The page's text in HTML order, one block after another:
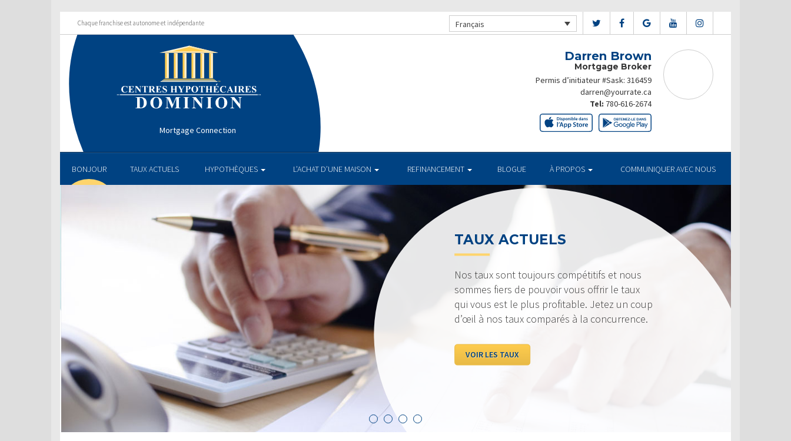
Chaque franchise est autonome et indépendante Français
Mortgage Connection
Darren Brown
Mortgage Broker
Permis d’initiateur #Sask: 316459
darren@yourrate.ca
Tel: 780-616-2674
BONJOUR TAUX ACTUELS HYPOTHÈQUES L’ACHAT D’UNE MAISON REFINANCEMENT BLOGUE À PROPOS COMMUNIQUER AVEC NOUS
TAUX ACTUELS
Nos taux sont toujours compétitifs et nous
sommes fiers de pouvoir vous offrir le taux
qui vous est le plus profitable. Jetez un coup
d’œil à nos taux comparés à la concurrence.
VOIR LES TAUX